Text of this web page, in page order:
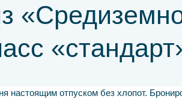
настоящим отпуском без хлопот.